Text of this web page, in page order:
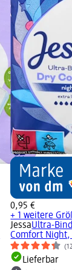
0,95 €
+ 1 weitere
JessaUltra-
Comfort Night,
Lieferbar